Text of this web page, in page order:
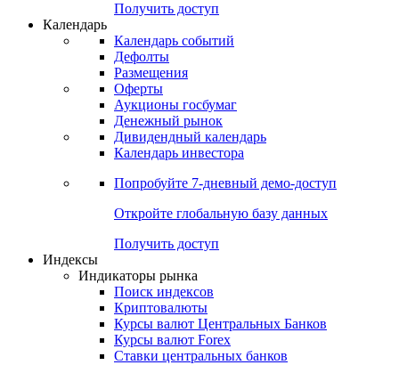
Получить доступ
Календарь
Календарь событий
Дефолты
Размещения
Оферты
Аукционы госбумаг
Денежный рынок
Дивидендный календарь
Календарь инвестора
Попробуйте 7-дневный демо-доступ
Откройте глобальную базу данных
Получить доступ
Индексы
Индикаторы рынка
Поиск индексов
Криптовалюты
Курсы валют Центральных Банков
Курсы валют Forex
Ставки центральных банков